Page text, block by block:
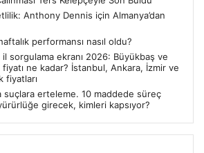
Anthony Dennis için Almanya’dan
performansı nasıl oldu?
il sorgulama ekranı 2026: Büyükbaş ve
fiyatı ne kadar? İstanbul, Ankara, İzmir ve
fiyatları
erteleme. 10 maddede süreç
girecek, kimleri kapsıyor?